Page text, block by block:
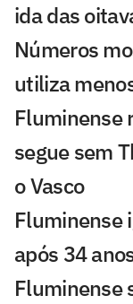
ida das
Números
utiliza
Fluminense
segue sem
o Vasco
Fluminense
após 34
Fluminense